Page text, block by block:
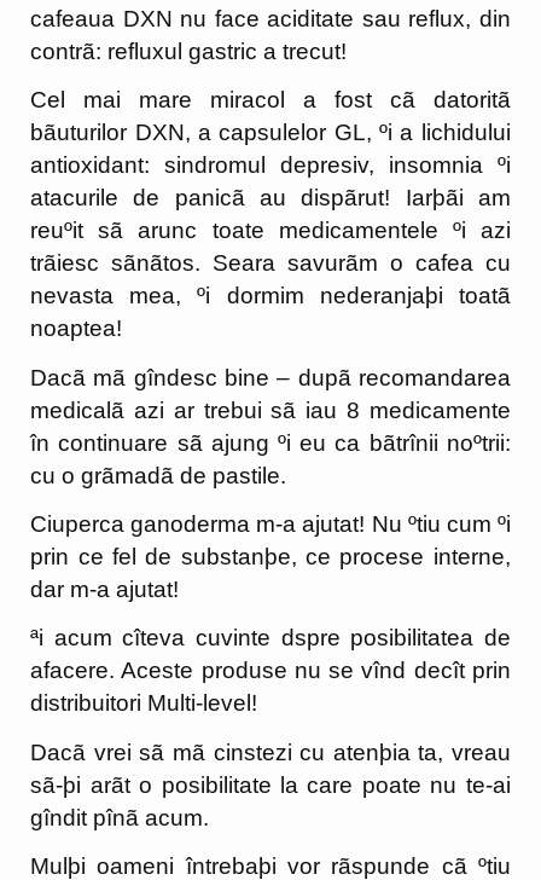
cafeaua DXN nu face aciditate sau reflux, din
contrã: refluxul gastric a trecut!
Cel mai mare miracol a fost cã datoritã
bãuturilor DXN, a capsulelor GL, ºi a lichidului
antioxidant: sindromul depresiv, insomnia ºi
atacurile de panicã au dispãrut! Iarþãi am
reuºit sã arunc toate medicamentele ºi azi
trãiesc sãnãtos. Seara savurãm o cafea cu
nevasta mea, ºi dormim nederanjaþi toatã
noaptea!
Dacã mã gîndesc bine – dupã recomandarea
medicalã azi ar trebui sã iau 8 medicamente
în continuare sã ajung ºi eu ca bãtrînii noºtrii:
cu o grãmadã de pastile.
Ciuperca ganoderma m-a ajutat! Nu ºtiu cum ºi
prin ce fel de substanþe, ce procese interne,
dar m-a ajutat!
ªi acum cîteva cuvinte dspre posibilitatea de
afacere. Aceste produse nu se vînd decît prin
distribuitori Multi-level!
Dacã vrei sã mã cinstezi cu atenþia ta, vreau
sã-þi arãt o posibilitate la care poate nu te-ai
gîndit pînã acum.
Mulþi oameni întrebaþi vor rãspunde cã ºtiu